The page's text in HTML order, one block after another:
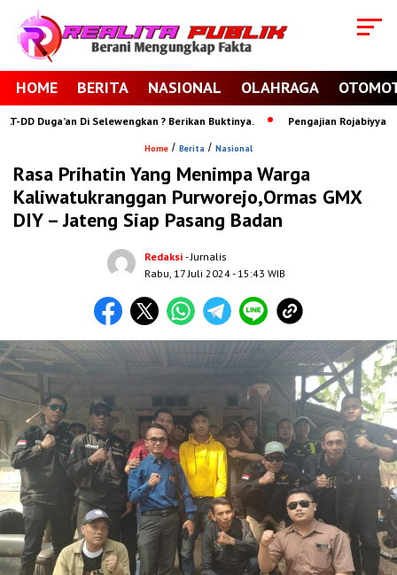
HOME BERITA NASIONAL OLAHRAGA
Duga’an Di Selewengkan ? Berikan Buktinya. Pengajian Rojabiyyah
Home / Berita / Nasional
Rasa Prihatin Yang Menimpa Warga
Kaliwatukranggan Purworejo,Ormas GMX
DIY – Jateng Siap Pasang Badan
Redaksi - Jurnalis
Rabu, 17 Juli 2024- 15:43 WIB